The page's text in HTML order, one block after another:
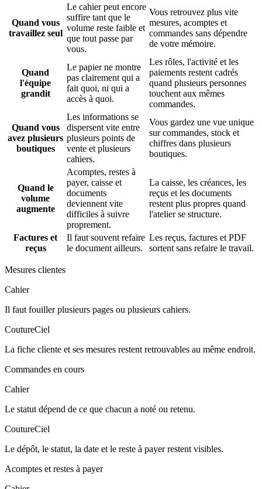
Quand vous
travaillez seul
Le cahier peut encore
suffire tant que le
volume reste faible et
que tout passe par
vous.
Vous retrouvez plus vite
mesures, acomptes et
commandes sans dépendre
de votre mémoire.
Quand
l'équipe
grandit
Le papier ne montre
pas clairement qui a
fait quoi, ni qui a
accès à quoi.
Les rôles, l'activité et les
paiements restent cadrés
quand plusieurs personnes
touchent aux mêmes
commandes.
Quand vous
avez plusieurs
boutiques
Les informations se
dispersent vite entre
plusieurs points de
vente et plusieurs
cahiers.
Vous gardez une vue unique
sur commandes, stock et
chiffres dans plusieurs
boutiques.
Quand le
volume
augmente
Acomptes, restes à
payer, caisse et
documents
deviennent vite
difficiles à suivre
proprement.
La caisse, les créances, les
reçus et les documents
restent plus propres quand
l'atelier se structure.
Factures et
reçus
Il faut souvent refaire
le document ailleurs.
Les reçus, factures et PDF
sortent sans refaire le travail.
Mesures clientes
Cahier
Il faut fouiller plusieurs pages ou plusieurs cahiers.
CoutureCiel
La fiche cliente et ses mesures restent retrouvables au même endroit.
Commandes en cours
Cahier
Le statut dépend de ce que chacun a noté ou retenu.
CoutureCiel
Le dépôt, le statut, la date et le reste à payer restent visibles.
Acomptes et restes à payer